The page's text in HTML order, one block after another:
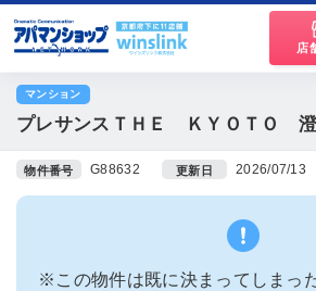
店
マンション
プレサンスＴＨＥ ＫＹＯＴＯ
物件番号 G88632 更新日 2026/07/13
※この物件は既に決まってしまっ